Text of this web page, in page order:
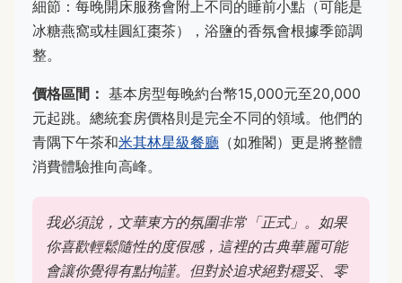
細節：每晚開床服務會附上不同的睡前小點（可能是
冰糖燕窩或桂圓紅棗茶），浴鹽的香氛會根據季節調
整。
價格區間： 基本房型每晚約台幣15,000元至20,000
元起跳。總統套房價格則是完全不同的領域。他們的
青隅下午茶和米其林星級餐廳 （如雅閣）更是將整體
消費體驗推向高峰。
我必須說，文華東方的氛圍非常「正式」。如果
你喜歡輕鬆隨性的度假感，這裡的古典華麗可能
會讓你覺得有點拘謹。但對於追求絕對穩妥、零